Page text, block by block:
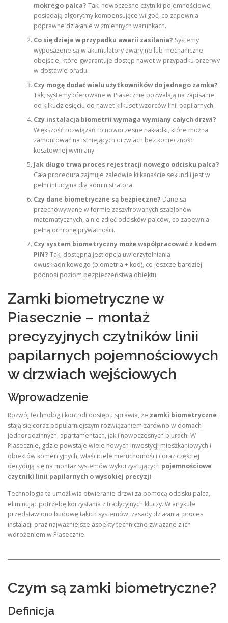
mokrego palca? Tak, nowoczesne czytniki pojemnościowe
posiadają algorytmy kompensujące wilgoć, co zapewnia
poprawne działanie w zmiennych warunkach.
Co się dzieje w przypadku awarii zasilania? Systemy
wyposażone są w akumulatory awaryjne lub mechaniczne
obejście, które gwarantuje dostęp nawet w przypadku przerwy
w dostawie prądu.
Czy mogę dodać wielu użytkowników do jednego zamka?
Tak, systemy oferowane w Piasecznie pozwalają na zapisanie
od kilkudziesięciu do nawet kilkuset wzorców linii papilarnych.
Czy instalacja biometrii wymaga wymiany całych drzwi?
Większość rozwiązań to nowoczesne nakładki, które można
zamontować na istniejących drzwiach bez konieczności
kosztownej wymiany.
Jak długo trwa proces rejestracji nowego odcisku palca?
Cała procedura zajmuje zaledwie kilkanaście sekund i jest w
pełni intuicyjna dla administratora.
Czy dane biometryczne są bezpieczne? Dane są
przechowywane w formie zaszyfrowanych szablonów
matematycznych, a nie zdjęć odcisków palców, co zapewnia
pełną ochronę prywatności.
Czy system biometryczny może współpracować z kodem
PIN? Tak, dostępna jest opcja uwierzytelniania
dwuskładnikowego (biometria + kod), co jeszcze bardziej
podnosi poziom bezpieczeństwa obiektu.
Zamki biometryczne w
Piasecznie – montaż
precyzyjnych czytników linii
papilarnych pojemnościowych
w drzwiach wejściowych
Wprowadzenie
Rozwój technologii kontroli dostępu sprawia, że zamki biometryczne
stają się coraz popularniejszym rozwiązaniem zarówno w domach
jednorodzinnych, apartamentach, jak i nowoczesnych biurach. W
Piasecznie, gdzie powstaje wiele nowych inwestycji mieszkaniowych i
obiektów komercyjnych, właściciele nieruchomości coraz częściej
decydują się na montaż systemów wykorzystujących pojemnościowe
czytniki linii papilarnych o wysokiej precyzji.
Technologia ta umożliwia otwieranie drzwi za pomocą odcisku palca,
eliminując potrzebę korzystania z tradycyjnych kluczy. W artykule
przedstawiono budowę takich systemów, zasady działania, proces
instalacji oraz najważniejsze aspekty techniczne związane z ich
wdrożeniem w Piasecznie.
Czym są zamki biometryczne?
Definicja